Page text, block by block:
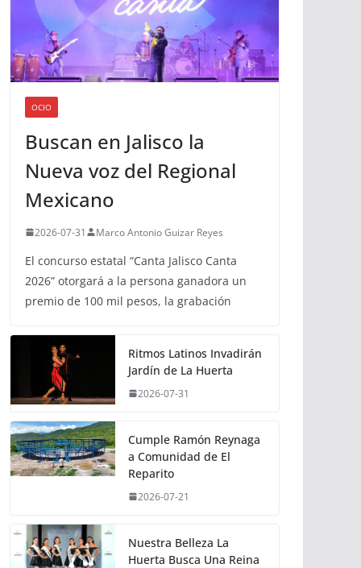
OCIO
Buscan en Jalisco la
Nueva voz del Regional
Mexicano
2026-07-31 Marco Antonio Guizar Reyes
El concurso estatal “Canta Jalisco Canta
2026” otorgará a la persona ganadora un
premio de 100 mil pesos, la grabación
Ritmos Latinos Invadirán
Jardín de La Huerta
2026-07-31
Cumple Ramón Reynaga
a Comunidad de El
Reparito
2026-07-21
Nuestra Belleza La
Huerta Busca Una Reina